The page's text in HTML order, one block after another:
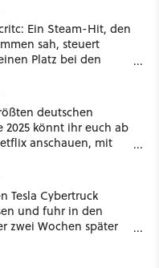
Ein Steam-Hit, den
sah, steuert
Platz bei den
deutschen
2025 könnt ihr euch ab
anschauen, mit
Tesla Cybertruck
und fuhr in den
zwei Wochen später